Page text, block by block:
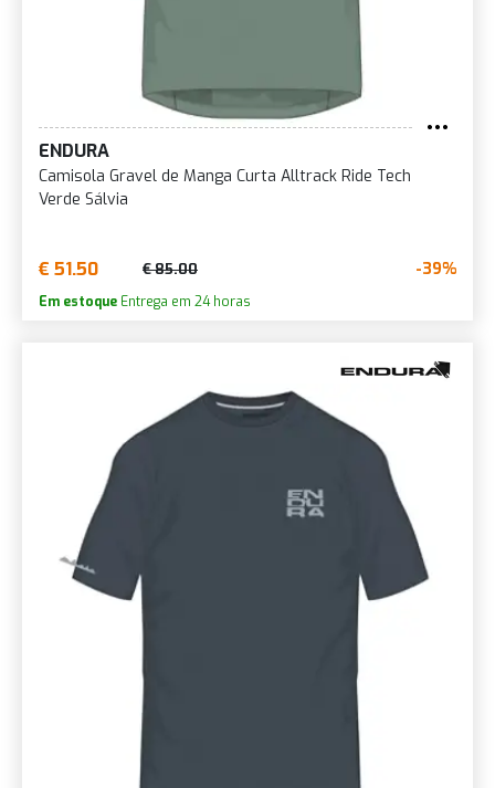
ENDURA
Camisola Gravel de Manga Curta Alltrack Ride Tech
Verde Sálvia
€ 51.50 € 85.00 -39%
Em estoque Entrega em 24 horas